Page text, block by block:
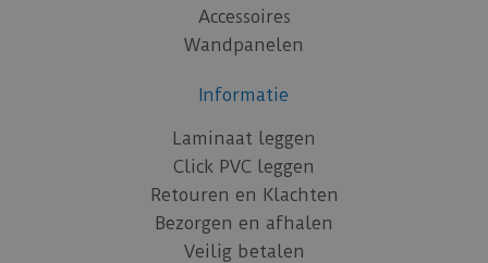
Accessoires
Wandpanelen
Informatie
Laminaat leggen
Click PVC leggen
Retouren en Klachten
Bezorgen en afhalen
Veilig betalen